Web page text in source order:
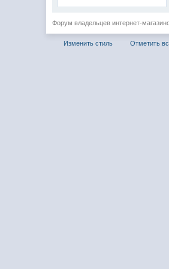
Форум владельцев интернет-
Изменить стиль Отметить